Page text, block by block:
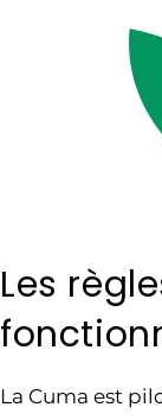
Les
La Cuma est